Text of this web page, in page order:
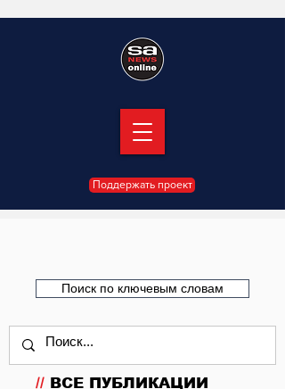
Поддержать проект
Поиск по ключевым словам
// ВСЕ ПУБЛИКАЦИИ